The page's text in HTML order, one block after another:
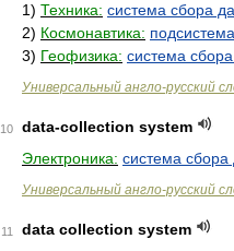
1) Техника: система сбора
2) Космонавтика:
3) Геофизика: система
Универсальный англо-русский
10
data-collection system
Электроника: система
Универсальный англо-русский
11
data collection system